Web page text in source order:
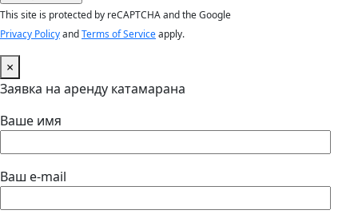
This site is protected by reCAPTCHA and the Google
Privacy PolicyandTerms of Serviceapply.
×
Заявка на аренду катамарана
Ваше имя
Ваш e-mail